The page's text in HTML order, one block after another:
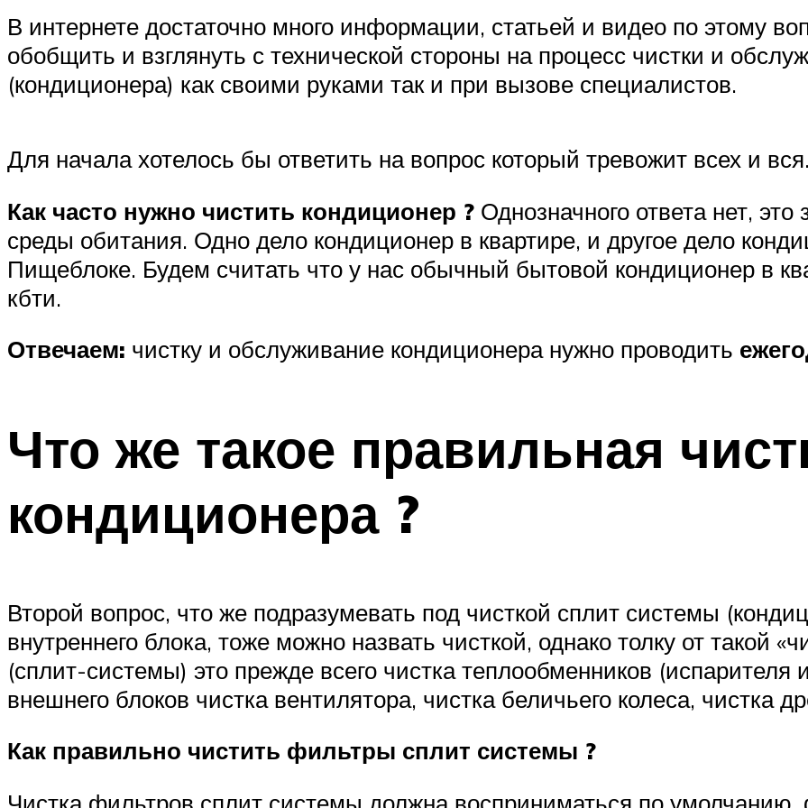
В интернете достаточно много информации, статьей и видео по этому
обобщить и взглянуть с технической стороны на процесс чистки и
(кондиционера) как своими руками так и при вызове специалистов.
Для начала хотелось бы ответить на вопрос который тревожит всех и
Как часто нужно чистить кондиционер ? Однозначного ответа нет,
среды обитания. Одно дело кондиционер в квартире, и другое дело
Пищеблоке. Будем считать что у нас обычный бытовой кондиционер в
кбти.
Отвечаем: чистку и обслуживание кондиционера нужно проводить
Что же такое правильная
кондиционера ?
Второй вопрос, что же подразумевать под чисткой сплит системы
внутреннего блока, тоже можно назвать чисткой, однако толку от такой
(сплит-системы) это прежде всего чистка теплообменников (испарителя
внешнего блоков чистка вентилятора, чистка беличьего колеса, чистка
Как правильно чистить фильтры сплит системы ?